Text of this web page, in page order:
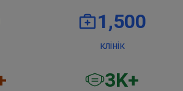
1,500
клінік
3K+